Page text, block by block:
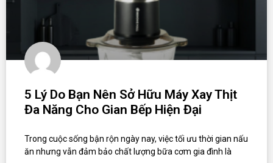
5 Lý Do Bạn Nên Sở Hữu Máy Xay Thịt
Đa Năng Cho Gian Bếp Hiện Đại
Trong cuộc sống bận rộn ngày nay, việc tối ưu thời gian nấu
ăn nhưng vẫn đảm bảo chất lượng bữa cơm gia đình là